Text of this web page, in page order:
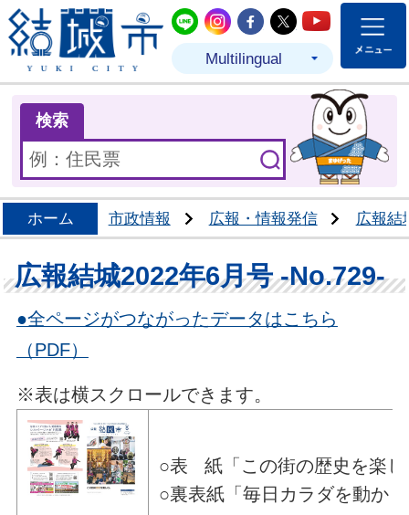
結城市公式LINE
結城市公式Instagram
結城市公式
結城市公式
結城市
Multilingual
検索
ホーム 市政情報 広報・情報発信 広報結
広報結城2022年6月号 -No.729-
●全ページがつながったデータはこちら
（PDF）
※表は横スクロールできます。
○表 紙「この街の歴史を楽し
○裏表紙「毎日カラダを動か